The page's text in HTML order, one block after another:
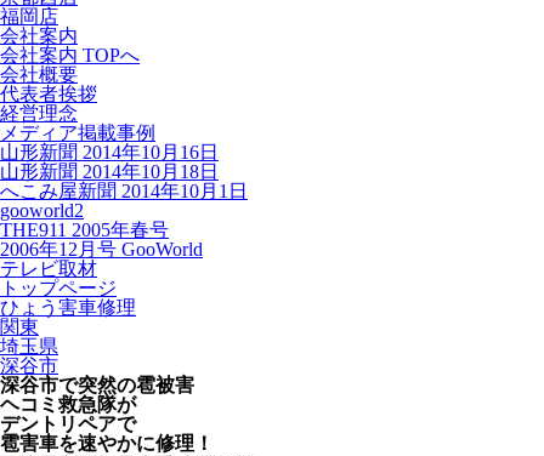
福岡店
会社案内
会社案内 TOPへ
会社概要
代表者挨拶
経営理念
メディア掲載事例
山形新聞 2014年10月16日
山形新聞 2014年10月18日
へこみ屋新聞 2014年10月1日
gooworld2
THE911 2005年春号
2006年12月号 GooWorld
テレビ取材
トップページ
ひょう害車修理
関東
埼玉県
深谷市
深谷市で突然の雹被害
ヘコミ救急隊が
デントリペアで
雹害車を速やかに修理！